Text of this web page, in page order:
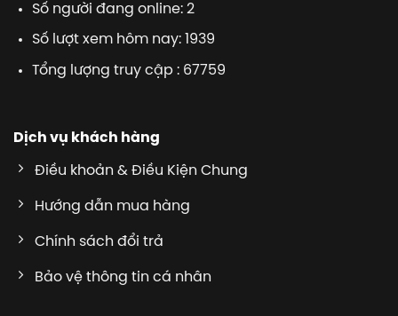
Số người đang online: 2
Số lượt xem hôm nay: 1939
Tổng lượng truy cập : 67759
Dịch vụ khách hàng
Điều khoản & Điều Kiện Chung
Hướng dẫn mua hàng
Chính sách đổi trả
Bảo vệ thông tin cá nhân